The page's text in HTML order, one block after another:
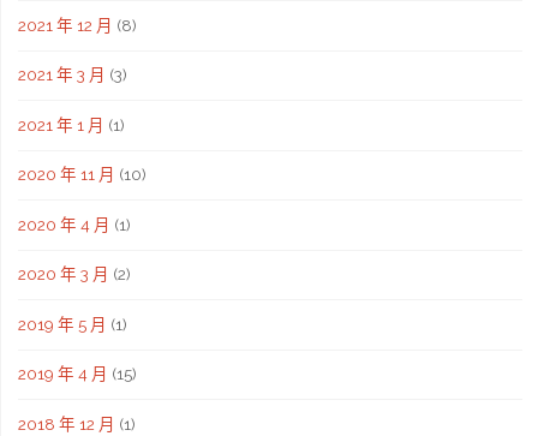
2021 年 12 月 (8)
2021 年 3 月 (3)
2021 年 1 月 (1)
2020 年 11 月 (10)
2020 年 4 月 (1)
2020 年 3 月 (2)
2019 年 5 月 (1)
2019 年 4 月 (15)
2018 年 12 月 (1)